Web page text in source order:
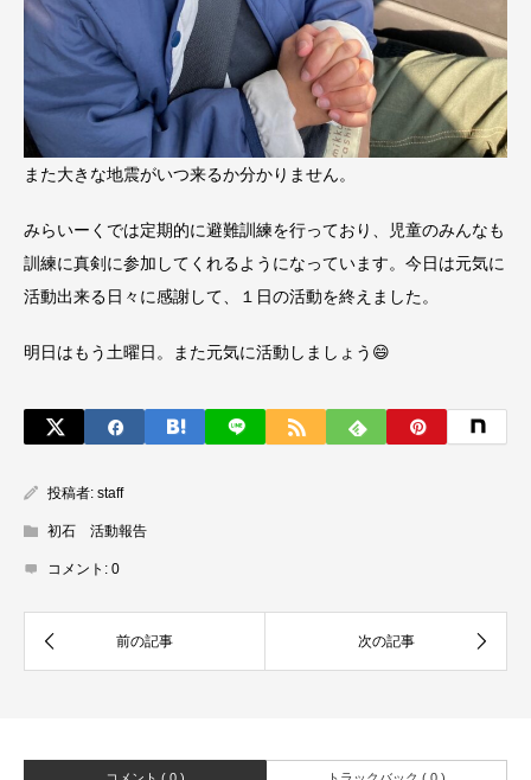
また大きな地震がいつ来るか分かりません。
みらいーくでは定期的に避難訓練を行っており、児童のみんなも
訓練に真剣に参加してくれるようになっています。今日は元気に
活動出来る日々に感謝して、１日の活動を終えました。
明日はもう土曜日。また元気に活動しましょう😄
投稿者: staff
初石 活動報告
コメント: 0
コメント ( 0 ) トラックバック ( 0 )